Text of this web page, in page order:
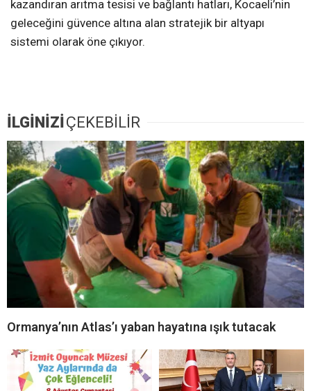
kazandıran arıtma tesisi ve bağlantı hatları, Kocaeli’nin
geleceğini güvence altına alan stratejik bir altyapı
sistemi olarak öne çıkıyor.
İLGİNİZİ ÇEKEBİLİR
Ormanya’nın Atlas’ı yaban hayatına ışık tutacak